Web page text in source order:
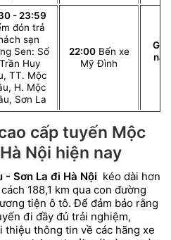
- 23:59
đón trả
sạn
Sen: Số
Huy
TT. Mộc
H. Mộc
Sơn La
22:00Bến xe
Mỹ Đình
cấp tuyến Mộc
Nội hiện nay
- Sơn La đi Hà Nội kéo dài hơn
188,1 km qua con đường
tiện ô tô. Để đảm bảo rằng
đi đầy đủ trải nghiệm,
thiệu thông tin về các hãng xe